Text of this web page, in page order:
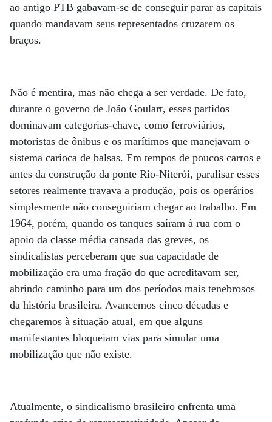
ao antigo PTB gabavam-se de conseguir parar as capitais
quando mandavam seus representados cruzarem os
braços.
Não é mentira, mas não chega a ser verdade. De fato,
durante o governo de João Goulart, esses partidos
dominavam categorias-chave, como ferroviários,
motoristas de ônibus e os marítimos que manejavam o
sistema carioca de balsas. Em tempos de poucos carros e
antes da construção da ponte Rio-Niterói, paralisar esses
setores realmente travava a produção, pois os operários
simplesmente não conseguiriam chegar ao trabalho. Em
1964, porém, quando os tanques saíram à rua com o
apoio da classe média cansada das greves, os
sindicalistas perceberam que sua capacidade de
mobilização era uma fração do que acreditavam ser,
abrindo caminho para um dos períodos mais tenebrosos
da história brasileira. Avancemos cinco décadas e
chegaremos à situação atual, em que alguns
manifestantes bloqueiam vias para simular uma
mobilização que não existe.
Atualmente, o sindicalismo brasileiro enfrenta uma